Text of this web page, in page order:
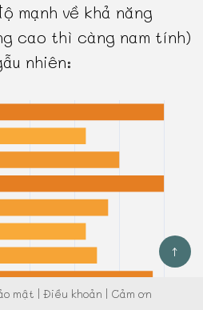
mạnh về khả năng
cao thì càng nam tính)
nhiên:
↑
mật | Điều khoản | Cảm ơn